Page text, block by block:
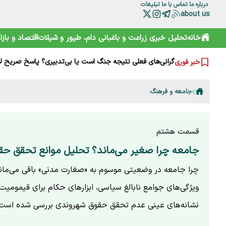
درباره ما تماس با ما تبلیغات
about us
خانهتحلیل خبری زراعت و باغبانی دام، طیور و شیلاتاقتصاد و
خبر فوری
آقای وزیر! اگر به کشاورزان کمک نمی‌کنید، حداقل علیه آنان
چرا مصرف نان سبوس‌دار مفیدتر است؟
گرانی‌های فعلی نتیجه جنگ است یا بی‌تدبیری؟ پاسخ صریح
خامیز؛ کارپاچیوی ۱۵۰۰ ساله ساسانی که شما را غافلگیر می‌کند!
سقوط آزاد گردشگری ایران؛ قربانی رانت دولتی و تحریم
هشدارها را جدی نمی‌گیریم؛ تکرار مرگ در جاده و کوه
شارژ کالابرگ الکترونیکی مرداد آغاز شد
جامعه و فرهنگ
قسمت هشتم
جامعه چرا صغیر می‌ماند؟ تحلیل موانع تحقق
چرا جامعه در وضعیتی موسوم به «صغارت مدنی» باقی
ویژگی‌های جوامع نابالغ سیاسی، ابزارهای حکام برای
نشانه‌های عینی عدم تحقق حقوق شهروندی بررسی شده